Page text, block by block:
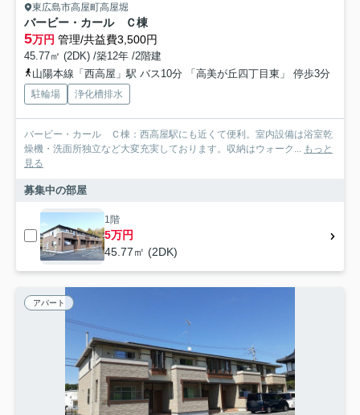
東広島市高屋町高屋堀
バービー・カール Ｃ棟
5万円 管理/共益費3,500円
45.77㎡ (2DK) /築12年 /2階建
山陽本線「西高屋」駅 バス10分 「高美が丘四丁目東」 停歩3分
駐輪場 浄化槽排水
バービー・カール Ｃ棟：西高屋駅にも近くて便利。室内設備は浴室乾
燥機・洗面所独立など大変充実しております。収納はウォーク... もっと
見る
募集中の部屋
1階
5万円
45.77㎡ (2DK)
アパート